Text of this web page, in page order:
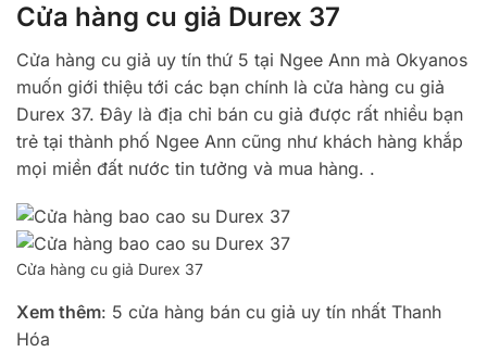
Cửa hàng cu giả Durex 37
Cửa hàng cu giả uy tín thứ 5 tại Ngee Ann mà Okyanos
muốn giới thiệu tới các bạn chính là cửa hàng cu giả
Durex 37. Đây là địa chỉ bán cu giả được rất nhiều bạn
trẻ tại thành phố Ngee Ann cũng như khách hàng khắp
mọi miền đất nước tin tưởng và mua hàng. .
Cửa hàng cu giả Durex 37
Xem thêm: 5 cửa hàng bán cu giả uy tín nhất Thanh
Hóa